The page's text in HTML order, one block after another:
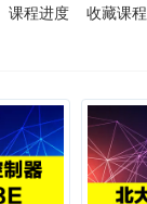
课程进度 收藏课程